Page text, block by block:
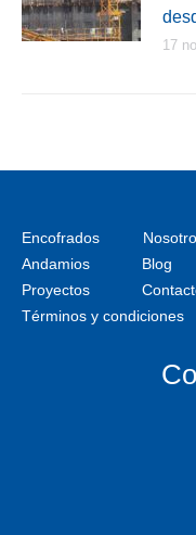
17
Encofrados
Andamios
Blog
Proyectos
Términos y condiciones